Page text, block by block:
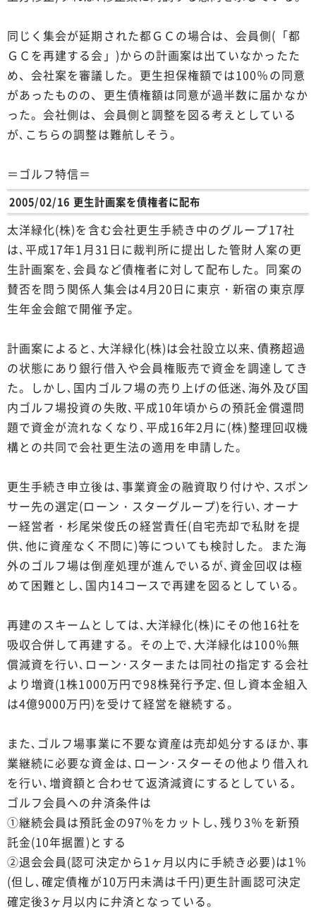
同じく集会が延期された都ＧＣの場合は、会員側(「都
ＧＣを再建する会」)からの計画案は出ていなかったた
め、会社案を審議した。更生担保権額では100％の同意
があったものの、更生債権額は同意が過半数に届かなか
った。会社側は、会員側と調整を図る考えとしている
が､こちらの調整は難航しそう。
＝ゴルフ特信＝
2005/02/16 更生計画案を債権者に配布
太洋緑化(株)を含む会社更生手続き中のグループ17社
は､平成17年1月31日に裁判所に提出した管財人案の更
生計画案を､会員など債権者に対して配布した。同案の
賛否を問う関係人集会は4月20日に東京・新宿の東京厚
生年金会館で開催予定。
計画案によると､大洋緑化(株)は会社設立以来､債務超過
の状態にあり銀行借入や会員権販売で資金を調達してき
た。しかし､国内ゴルフ場の売り上げの低迷､海外及び国
内ゴルフ場投資の失敗､平成10年頃からの預託金償還問
題で資金が流れなくなり､平成16年2月に(株)整理回収機
構との共同で会社更生法の適用を申請した。
更生手続き申立後は､事業資金の融資取り付けや､スポン
サー先の選定(ローン・スターグループ)を行い､オーナ
ー経営者・杉尾栄俊氏の経営責任(自宅売却で私財を提
供､他に資産なく不問に)等についても検討した。また海
外のゴルフ場は倒産処理が進んでいるが､資金回収は極
めて困難とし､国内14コースで再建を図るとしている。
再建のスキームとしては､大洋緑化(株)にその他16社を
吸収合併して再建する。その上で､大洋緑化は100％無
償減資を行い､ローン･スターまたは同社の指定する会社
より増資(1株1000万円で98株発行予定､但し資本金組入
は4億9000万円)を受けて経営を継続する。
また､ゴルフ場事業に不要な資産は売却処分するほか､事
業継続に必要な資金は､ローン･スターその他より借入れ
を行い､増資額と合わせて返済減資にするとしている｡
ゴルフ会員への弁済条件は
①継続会員は預託金の97％をカットし､残り3％を新預
託金(10年据置)とする
②退会会員(認可決定から1ヶ月以内に手続き必要)は1％
(但し､確定債権が10万円未満は千円)更生計画認可決定
確定後3ヶ月以内に弁済となっている。